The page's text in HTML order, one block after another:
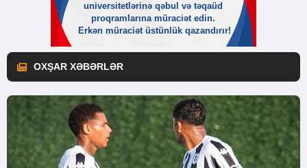
OXŞAR XƏBƏRLƏR